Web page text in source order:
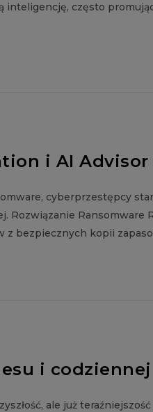
często
i AI Advisor
cyberprzestępcy
Rozwiązanie
z bezpiecznych kopii
i
ale już